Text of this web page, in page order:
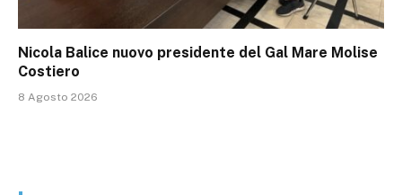
Nicola Balice nuovo presidente del Gal Mare Molise
Costiero
8 Agosto 2026